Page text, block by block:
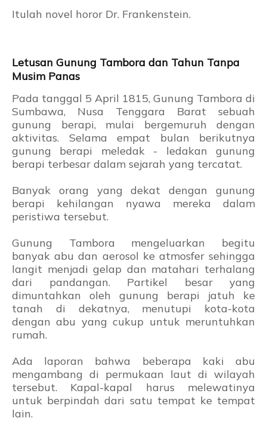
Itulah novel horor Dr. Frankenstein.
Letusan Gunung Tambora dan Tahun Tanpa
Musim Panas
Pada tanggal 5 April 1815, Gunung Tambora di
Sumbawa, Nusa Tenggara Barat sebuah
gunung berapi, mulai bergemuruh dengan
aktivitas. Selama empat bulan berikutnya
gunung berapi meledak - ledakan gunung
berapi terbesar dalam sejarah yang tercatat.
Banyak orang yang dekat dengan gunung
berapi kehilangan nyawa mereka dalam
peristiwa tersebut.
Gunung Tambora mengeluarkan begitu
banyak abu dan aerosol ke atmosfer sehingga
langit menjadi gelap dan matahari terhalang
dari pandangan. Partikel besar yang
dimuntahkan oleh gunung berapi jatuh ke
tanah di dekatnya, menutupi kota-kota
dengan abu yang cukup untuk meruntuhkan
rumah.
Ada laporan bahwa beberapa kaki abu
mengambang di permukaan laut di wilayah
tersebut. Kapal-kapal harus melewatinya
untuk berpindah dari satu tempat ke tempat
lain.